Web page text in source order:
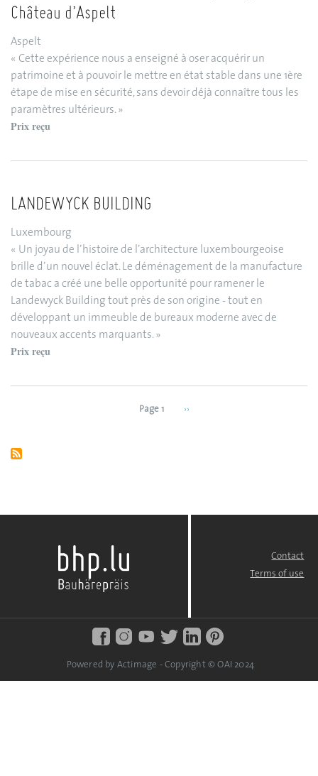
Château d’Aspelt
Aspelt
« Cette expérience nous a enseigné à oser acquérir un
patrimoine et à pouvoir le mettre en état stable dans une 1ère
étape de mise en sécurité, sans devoir déjà connaître tous les
paramètres ultérieurs. »
Prix reçu
LANDEWYCK BUILDING
Luxembourg
« Un joyau de l’histoire de l’architecture luxembourgeoise
brille d’un nouvel éclat. Le déménagement de la manufacture
de tabac a créé une belle opportunité pour ramener le
Landewyck Building tout près de son origine - tout en
développant un immeuble de bureaux moderne avec de
nouveaux accents marquants. »
Prix reçu
Page 1
Next
››
Contact
Terms of use
Powered by Actimage - Copyright © OAI 2024